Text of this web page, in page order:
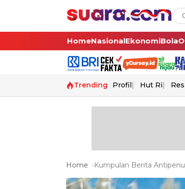
HomeNasionalEkonomiBola
Trending Profil Hut Ri
Home Kumpulan Berita